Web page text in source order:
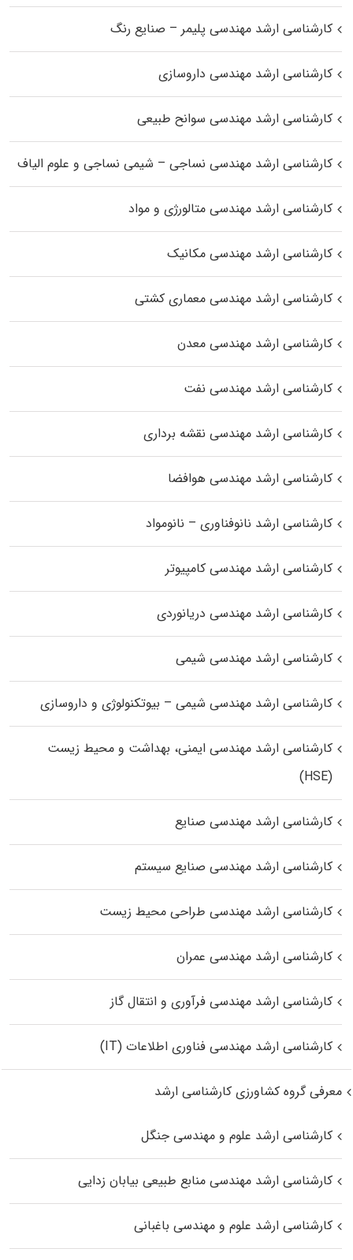
کارشناسی ارشد مهندسی پلیمر – صنایع رنگ
کارشناسی ارشد مهندسی داروسازی
کارشناسی ارشد مهندسی سوانح طبیعی
کارشناسی ارشد مهندسی نساجی – شیمی نساجی و علوم الیاف
کارشناسی ارشد مهندسی متالورژی و مواد
کارشناسی ارشد مهندسی مکانیک
کارشناسی ارشد مهندسی معماری کشتی
کارشناسی ارشد مهندسی معدن
کارشناسی ارشد مهندسی نفت
کارشناسی ارشد مهندسی نقشه برداری
کارشناسی ارشد مهندسی هوافضا
کارشناسی ارشد نانوفناوری – نانومواد
کارشناسی ارشد مهندسی کامپیوتر
کارشناسی ارشد مهندسی دریانوردی
کارشناسی ارشد مهندسی شیمی
کارشناسی ارشد مهندسی شیمی – بیوتکنولوژی و داروسازی
کارشناسی ارشد مهندسی ایمنی، بهداشت و محیط زیست
(HSE)
کارشناسی ارشد مهندسی صنایع
کارشناسی ارشد مهندسی صنایع سیستم
کارشناسی ارشد مهندسی طراحی محیط زیست
کارشناسی ارشد مهندسی عمران
کارشناسی ارشد مهندسی فرآوری و انتقال گاز
کارشناسی ارشد مهندسی فناوری اطلاعات (IT)
معرفی گروه کشاورزی کارشناسی ارشد
کارشناسی ارشد علوم و مهندسی جنگل
کارشناسی ارشد مهندسی منابع طبیعی بیابان زدایی
کارشناسی ارشد علوم و مهندسی باغبانی